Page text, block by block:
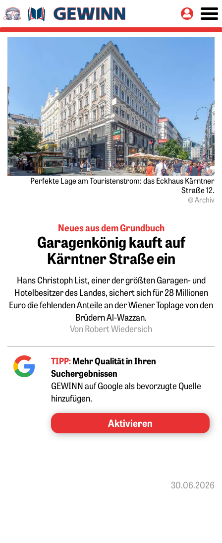
Springe zu:
Hauptinhalt
Perfekte Lage am Touristenstrom: das Eckhaus Kärntner
Straße 12.
© Archiv
Neues aus dem Grundbuch
Garagenkönig kauft auf
Kärntner Straße ein
Hans Christoph List, einer der größten Garagen- und
Hotelbesitzer des Landes, sichert sich für 28 Millionen
Euro die fehlenden Anteile an der Wiener Toplage von den
Brüdern Al-Wazzan.
Von Robert Wiedersich
TIPP:Mehr Qualität in Ihren
Suchergebnissen
GEWINN auf Google als bevorzugte Quelle
hinzufügen.
Aktivieren
30.06.2026